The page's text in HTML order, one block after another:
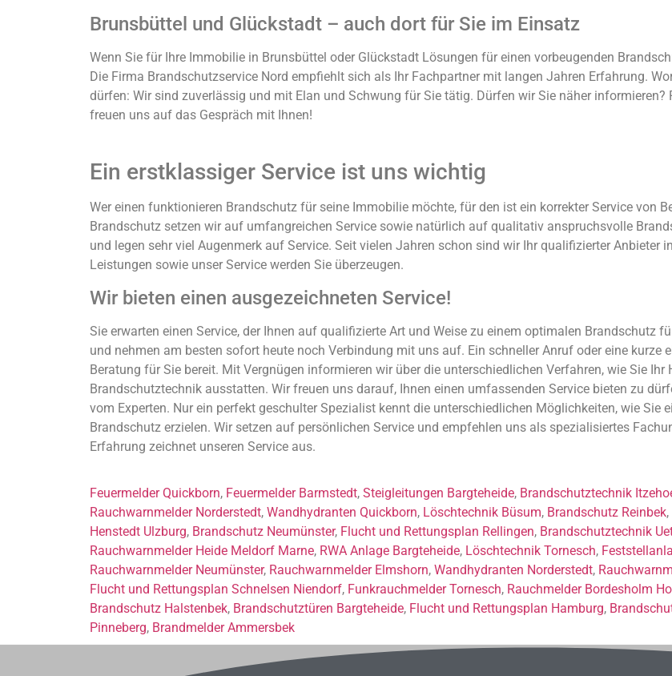
Brunsbüttel und Glückstadt – auch dort für Sie im Einsatz
Wenn Sie für Ihre Immobilie in Brunsbüttel oder Glückstadt Lösungen für einen vorbeugenden
Die Firma Brandschutzservice Nord empfiehlt sich als Ihr Fachpartner mit langen Jahren Erfahrung.
dürfen: Wir sind zuverlässig und mit Elan und Schwung für Sie tätig. Dürfen wir Sie näher informieren?
freuen uns auf das Gespräch mit Ihnen!
Ein erstklassiger Service ist uns wichtig
Wer einen funktionieren Brandschutz für seine Immobilie möchte, für den ist ein korrekter Service von
Brandschutz setzen wir auf umfangreichen Service sowie natürlich auf qualitativ anspruchsvolle
und legen sehr viel Augenmerk auf Service. Seit vielen Jahren schon sind wir Ihr qualifizierter Anbieter
Leistungen sowie unser Service werden Sie überzeugen.
Wir bieten einen ausgezeichneten Service!
Sie erwarten einen Service, der Ihnen auf qualifizierte Art und Weise zu einem optimalen Brandschutz
und nehmen am besten sofort heute noch Verbindung mit uns auf. Ein schneller Anruf oder eine kurze
Beratung für Sie bereit. Mit Vergnügen informieren wir über die unterschiedlichen Verfahren, wie Sie
Brandschutztechnik ausstatten. Wir freuen uns darauf, Ihnen einen umfassenden Service bieten zu
vom Experten. Nur ein perfekt geschulter Spezialist kennt die unterschiedlichen Möglichkeiten, wie
Brandschutz erzielen. Wir setzen auf persönlichen Service und empfehlen uns als spezialisiertes
Erfahrung zeichnet unseren Service aus.
Feuermelder Quickborn, Feuermelder Barmstedt, Steigleitungen Bargteheide, Brandschutztechnik
Rauchwarnmelder Norderstedt, Wandhydranten Quickborn, Löschtechnik Büsum, Brandschutz Reinbek,
Henstedt Ulzburg, Brandschutz Neumünster, Flucht und Rettungsplan Rellingen, Brandschutztechnik
Rauchwarnmelder Heide Meldorf Marne, RWA Anlage Bargteheide, Löschtechnik Tornesch,
Rauchwarnmelder Neumünster, Rauchwarnmelder Elmshorn, Wandhydranten Norderstedt,
Flucht und Rettungsplan Schnelsen Niendorf, Funkrauchmelder Tornesch, Rauchmelder Bordesholm
Brandschutz Halstenbek, Brandschutztüren Bargteheide, Flucht und Rettungsplan Hamburg,
Pinneberg, Brandmelder Ammersbek